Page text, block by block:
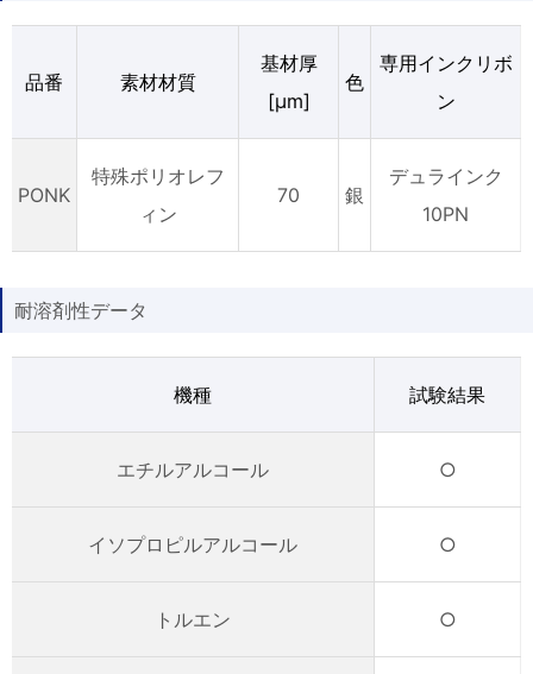
品番 素材材質
基材厚
[µm]
色
専用インクリボ
ン
PONK
特殊ポリオレフ
ィン
70 銀
デュラインク
10PN
耐溶剤性データ
機種 試験結果
エチルアルコール ○
イソプロピルアルコール ○
トルエン ○